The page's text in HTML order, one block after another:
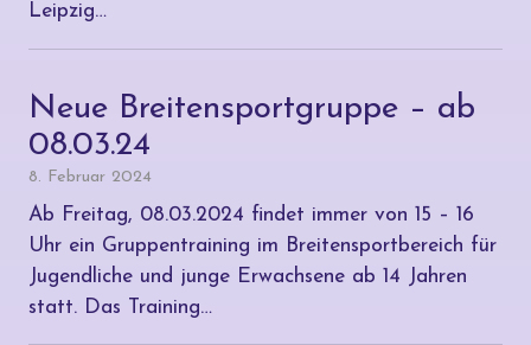
Leipzig…
Neue Breitensportgruppe – ab
08.03.24
8. Februar 2024
Ab Freitag, 08.03.2024 findet immer von 15 – 16
Uhr ein Gruppentraining im Breitensportbereich für
Jugendliche und junge Erwachsene ab 14 Jahren
statt. Das Training…